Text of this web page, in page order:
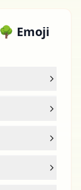
Emoji